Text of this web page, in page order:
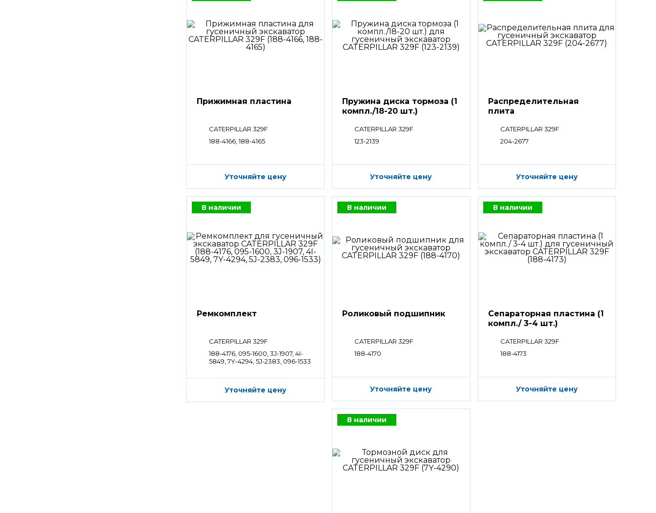
Прижимная пластина
CATERPILLAR 329F
188-4166, 188-4165
Уточняйте цену
Пружина диска тормоза (1
компл./18-20 шт.)
CATERPILLAR 329F
123-2139
Уточняйте цену
Распределительная
плита
CATERPILLAR 329F
204-2677
Уточняйте цену
В наличии
Ремкомплект
CATERPILLAR 329F
188-4176, 095-1600, 3J-1907, 4I-
5849, 7Y-4294, 5J-2383, 096-1533
Уточняйте цену
В наличии
Роликовый подшипник
CATERPILLAR 329F
188-4170
Уточняйте цену
В наличии
Сепараторная пластина (1
компл./ 3-4 шт.)
CATERPILLAR 329F
188-4173
Уточняйте цену
В наличии